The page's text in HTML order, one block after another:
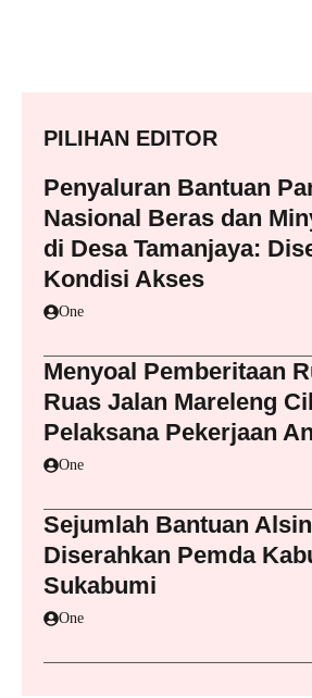
PILIHAN EDITOR
Penyaluran Bantuan
Nasional Beras dan
di Desa Tamanjaya:
Kondisi Akses
One
Menyoal Pemberitaan
Ruas Jalan Mareleng
Pelaksana Pekerjaan
One
Sejumlah Bantuan
Diserahkan Pemda
Sukabumi
One